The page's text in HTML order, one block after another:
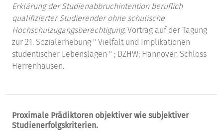
Erklärung der Studienabbruchintention beruflich
qualifizierter Studierender ohne schulische
Hochschulzugangsberechtigung. Vortrag auf der Tagung
zur 21. Sozialerhebung " Vielfalt und Implikationen
studentischer Lebenslagen " ; DZHW; Hannover, Schloss
Herrenhausen.
Proximale Prädiktoren objektiver wie subjektiver
Studienerfolgskriterien.